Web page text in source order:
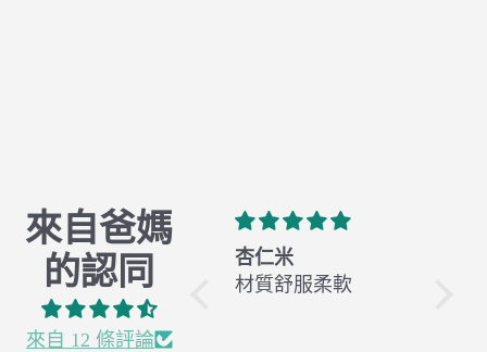
來自爸媽
的認同
來自 12 條評論
有機棉 X 全年經典
Classic
真的是新手媽媽的
愛用包巾，試過很
杏仁米
材質舒服柔軟